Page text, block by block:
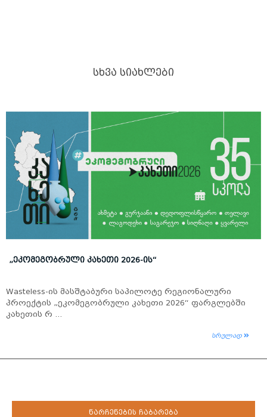
ᲡᲮᲕᲐ ᲡᲘᲐᲮᲚᲔᲑᲘ
„ᲔᲙᲝᲛᲔᲒᲝᲑᲠᲣᲚᲘ ᲙᲐᲮᲔᲗᲘ 2026-ᲘᲡ“
Wasteless-ის მასშტაბური საპილოტე რეგიონალური
პროექტის „ეკომეგობრული კახეთი 2026“ ფარგლებში
კახეთის რ ...
სრულად
ნარჩენების ჩაბარება